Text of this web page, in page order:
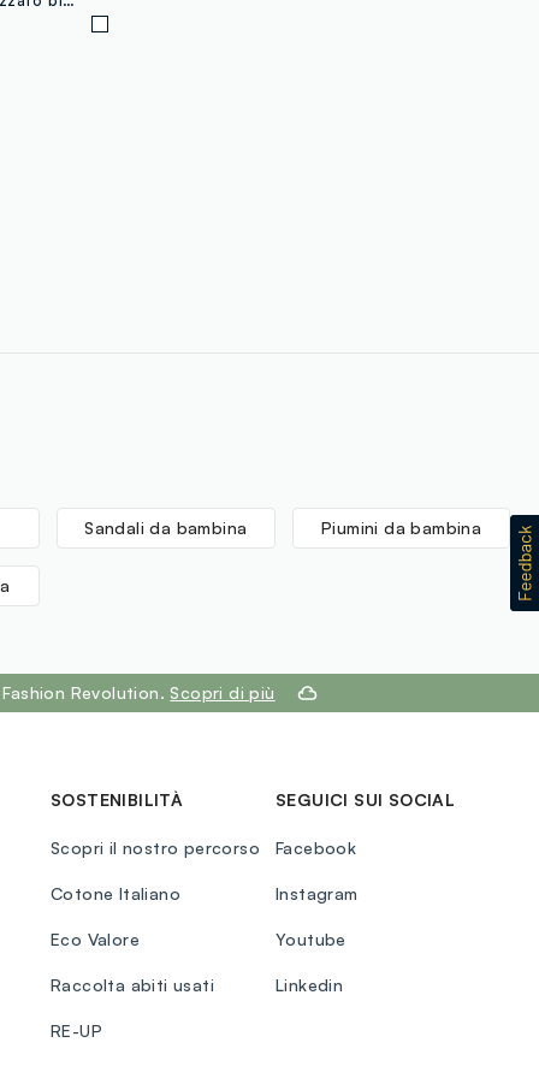
Sandali da bambina Piumini da bambina
Revolution. Scopri di più
SOSTENIBILITÀ
Scopri il nostro percorso
Cotone Italiano
Eco Valore
Raccolta abiti usati
RE-UP
SEGUICI SUI SOCIAL
Facebook
Instagram
Youtube
Linkedin